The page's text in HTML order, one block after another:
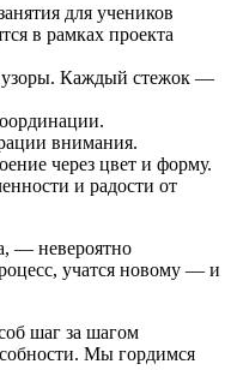
для учеников
в рамках проекта
узоры. Каждый стежок —
внимания.
через цвет и форму.
и радости от
— невероятно
учатся новому — и
шаг за шагом
Мы гордимся